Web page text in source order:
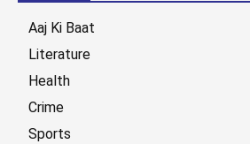
Aaj Ki Baat
Literature
Health
Crime
Sports